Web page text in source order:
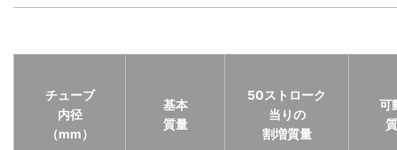
チューブ
内径
（mm）
基本
質量
50ストローク
当りの
割増質量
可